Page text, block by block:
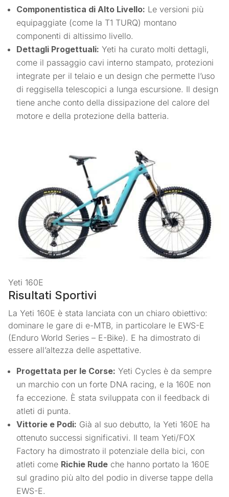
Componentistica di Alto Livello: Le versioni più
equipaggiate (come la T1 TURQ) montano
componenti di altissimo livello.
Dettagli Progettuali: Yeti ha curato molti dettagli,
come il passaggio cavi interno stampato, protezioni
integrate per il telaio e un design che permette l’uso
di reggisella telescopici a lunga escursione. Il design
tiene anche conto della dissipazione del calore del
motore e della protezione della batteria.
Yeti 160E
Risultati Sportivi
La Yeti 160E è stata lanciata con un chiaro obiettivo:
dominare le gare di e-MTB, in particolare le EWS-E
(Enduro World Series – E-Bike). E ha dimostrato di
essere all’altezza delle aspettative.
Progettata per le Corse: Yeti Cycles è da sempre
un marchio con un forte DNA racing, e la 160E non
fa eccezione. È stata sviluppata con il feedback di
atleti di punta.
Vittorie e Podi: Già al suo debutto, la Yeti 160E ha
ottenuto successi significativi. Il team Yeti/FOX
Factory ha dimostrato il potenziale della bici, con
atleti come Richie Rude che hanno portato la 160E
sul gradino più alto del podio in diverse tappe della
EWS-E.